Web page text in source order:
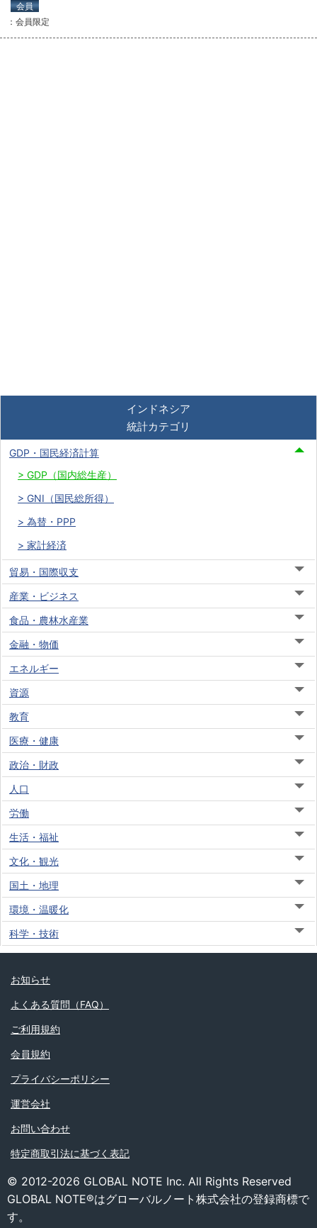
会員
：会員限定
インドネシア
統計カテゴリ
GDP・国民経済計算
GDP（国内総生産）
GNI（国民総所得）
為替・PPP
家計経済
貿易・国際収支
産業・ビジネス
食品・農林水産業
金融・物価
エネルギー
資源
教育
医療・健康
政治・財政
人口
労働
生活・福祉
文化・観光
国土・地理
環境・温暖化
科学・技術
お知らせ
よくある質問（FAQ）
ご利用規約
会員規約
プライバシーポリシー
運営会社
お問い合わせ
特定商取引法に基づく表記
© 2012-2026 GLOBAL NOTE Inc. All Rights Reserved
GLOBAL NOTE®はグローバルノート株式会社の登録商標で
す。